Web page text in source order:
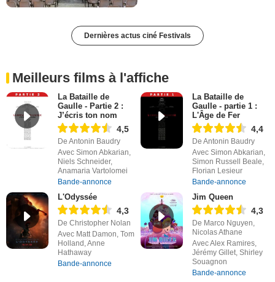
Dernières actus ciné Festivals
Meilleurs films à l'affiche
La Bataille de
Gaulle - Partie 2 :
J’écris ton nom
4,5
De Antonin Baudry
Avec Simon Abkarian,
Niels Schneider,
Anamaria Vartolomei
Bande-annonce
La Bataille de
Gaulle - partie 1 :
L'Âge de Fer
4,4
De Antonin Baudry
Avec Simon Abkarian,
Simon Russell Beale,
Florian Lesieur
Bande-annonce
L'Odyssée
4,3
De Christopher Nolan
Avec Matt Damon, Tom
Holland, Anne
Hathaway
Bande-annonce
Jim Queen
4,3
De Marco Nguyen,
Nicolas Athane
Avec Alex Ramires,
Jérémy Gillet, Shirley
Souagnon
Bande-annonce